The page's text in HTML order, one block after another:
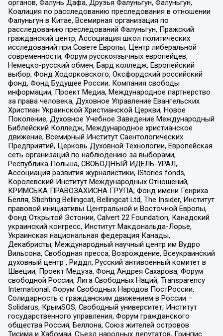
органов, Фалунь Дафа, Друзья Фалуньгун, Фалуньгун,
Коалиция по расследованию преследования в отношении
Фалуньгун в Китае, Всемирная организация по
расследованию преследований Фалуньгун, Пражский
гражданский центр, Ассоциация школ политических
исследований при Совете Европы, Центр либеральной
современности, Форум русскоязычных европейцев,
Немецко-русский обмен, Бард колледж, Европейский
выбор, Фонд Ходорковского, Оксфордский российский
фонд, Фонд Будущее России, Компания свободы
информации, Проект Медиа, Международное партнерство
за права человека, Духовное Управление Евангельских
Христиан Украинской Христианской Церкви, Новое
Поколение, Духовное Учебное Заведение Международный
Библейский Колледж, Международное христианское
движение, Всемирный Институт Саентологических
Предприятий, Церковь Духовной Технологии, Европейская
сеть организаций по наблюдению за выборами,
Республика Польша, СВОБОДНЫЙ ИДЕЛЬ-УРАЛ,
Ассоциация развития журналистики, IStories fonds,
Королевский Институт Международных Отношений,
КРИМСЬКА ПРАВОЗАХИСНА ГРУПА, Фонд имени Генриха
Бёлля, Stichting Bellingcat, Bellingcat Ltd, The Insider, Институт
правовой инициативы Центральной и Восточной Европы,
Фонд Открытой Эстонии, Calvert 22 Foundation, Канадский
украинский конгресс, Институт Макдональда-Лорье,
Украинская национальная федерация Канады,
Декабристы, Международный научный центр им Вудро
Вильсона, Свободная пресса, Возрождение, Всеукраинский
духовный центр , Риддл, Русский антивоенный комитет в
Швеции, Проект Медуза, Фонд Андрея Сахарова, Форум
свободной России, Лига Свободных Наций, Transparеncy
International, Форум Свободных Народов ПостРоссии,
Солидарность с гражданским движением в России –
Solidarus, КрымSOS, Свободный университет, Институт
государственного управления, Форум гражданского
общества Россия, Беллона, Союз жителей островов
Тисима и Хабомаи, Съезд народных депутатов, Гринпис